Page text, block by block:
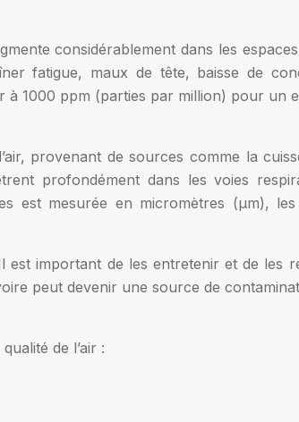
considérablement dans les
fatigue, maux de tête, baisse de
à 1000 ppm (parties par million) pour un
provenant de sources comme la
profondément dans les voies
est mesurée en micromètres (µm),
important de les entretenir et de les
peut devenir une source de
de l’air :